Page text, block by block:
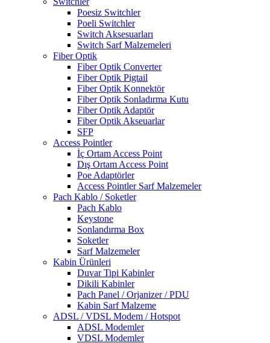
Poesiz Switchler
Poeli Switchler
Switch Aksesuarları
Switch Sarf Malzemeleri
Fiber Optik
Fiber Optik Converter
Fiber Optik Pigtail
Fiber Optik Konnektör
Fiber Optik Sonladırma Kutu
Fiber Optik Adaptör
Fiber Optik Akseuarlar
SFP
Access Pointler
İç Ortam Access Point
Dış Ortam Access Point
Poe Adaptörler
Access Pointler Sarf Malzemeler
Pach Kablo / Soketler
Pach Kablo
Keystone
Sonlandırma Box
Soketler
Sarf Malzemeler
Kabin Ürünleri
Duvar Tipi Kabinler
Dikili Kabinler
Pach Panel / Orjanizer / PDU
Kabin Sarf Malzeme
ADSL / VDSL Modem / Hotspot
ADSL Modemler
VDSL Modemler